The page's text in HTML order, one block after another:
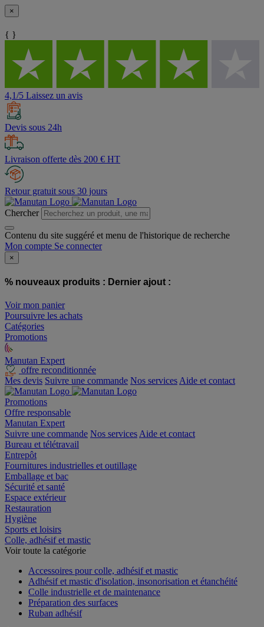
×
{ }
4,1/5 Laissez un avis
Devis sous 24h
Livraison offerte dès 200 € HT
Retour gratuit sous 30 jours
Chercher
Contenu du site suggéré et menu de l'historique de recherche
Mon compte Se connecter
×
% nouveaux produits : Dernier ajout :
Voir mon panier
Poursuivre les achats
Catégories
Promotions
Manutan Expert
offre reconditionnée
Mes devis Suivre une commande Nos services Aide et contact
Promotions
Offre responsable
Manutan Expert
Suivre une commande Nos services Aide et contact
Bureau et télétravail
Entrepôt
Fournitures industrielles et outillage
Emballage et bac
Sécurité et santé
Espace extérieur
Restauration
Hygiène
Sports et loisirs
Colle, adhésif et mastic
Voir toute la catégorie
Accessoires pour colle, adhésif et mastic
Adhésif et mastic d'isolation, insonorisation et étanchéité
Colle industrielle et de maintenance
Préparation des surfaces
Ruban adhésif